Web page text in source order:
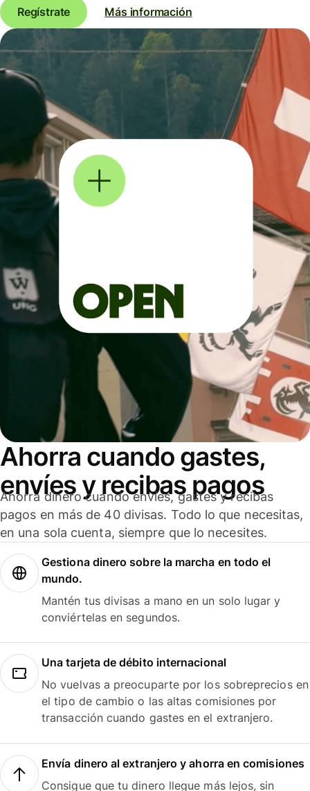
Regístrate Más información
Ahorra cuando gastes,
envíes y recibas pagos
Ahorra dinero cuando envíes, gastes y recibas
pagos en más de 40 divisas. Todo lo que necesitas,
en una sola cuenta, siempre que lo necesites.
Gestiona dinero sobre la marcha en todo el
mundo.
Mantén tus divisas a mano en un solo lugar y
conviértelas en segundos.
Una tarjeta de débito internacional
No vuelvas a preocuparte por los sobreprecios en
el tipo de cambio o las altas comisiones por
transacción cuando gastes en el extranjero.
Envía dinero al extranjero y ahorra en comisiones
Consigue que tu dinero llegue más lejos, sin